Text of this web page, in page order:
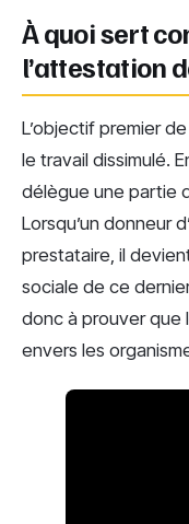
À quoi sert
l’attestation
L’objectif premier
le travail dissimulé.
délègue une partie
Lorsqu’un donneur
prestataire, il
sociale de ce
donc à prouver que
envers les